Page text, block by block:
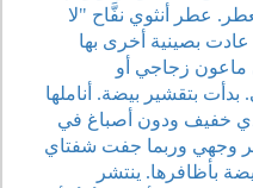
عطر أنثوي نفَّاح "لا
بصينية أخرى بها
ماعون زجاجي أو
بتقشير بيضة. أناملها
خفيف ودون أصباغ في
وجهي وربما جفت شفتاي
بأظافرها. ينتشر